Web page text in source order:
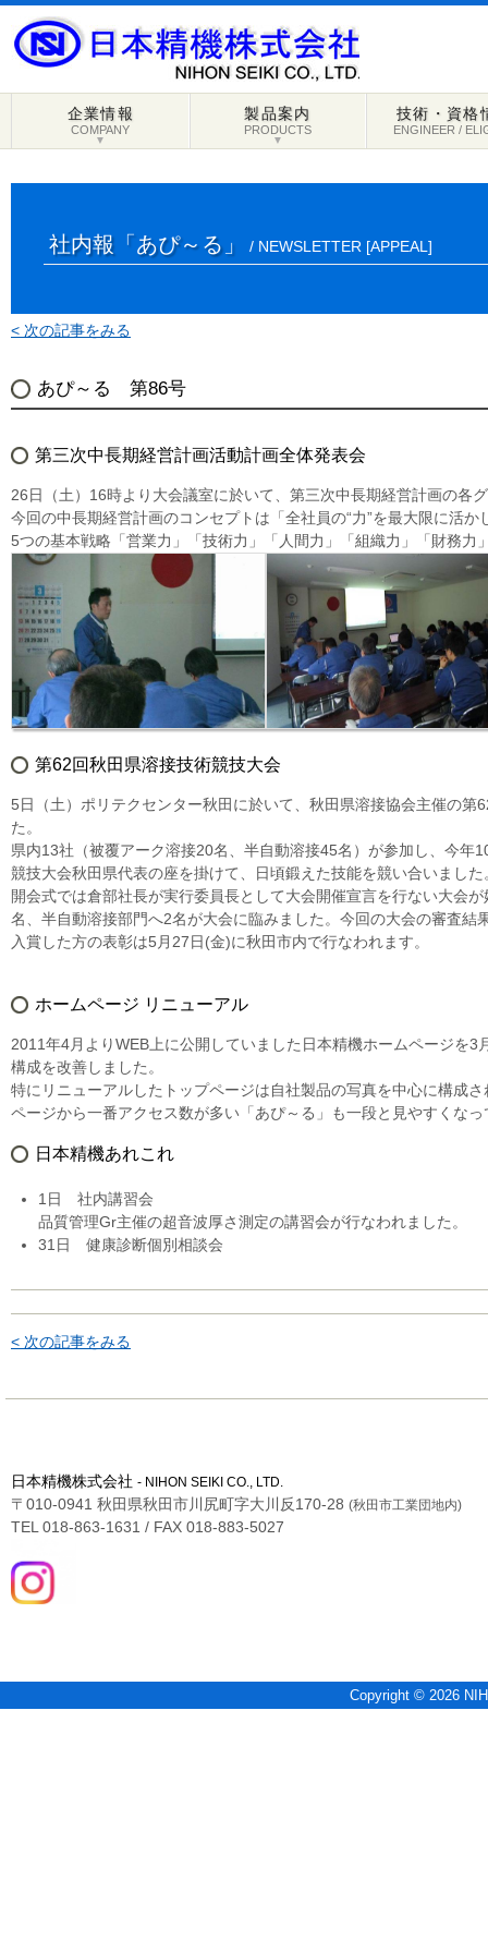
▼
企業情報
COMPANY
▼
製品案内
PRODUCTS
技術・資格
ENGINEER /
社内報「あぴ～る」 / NEWSLETTER [APPEAL]
< 次の記事をみる
あぴ～る 第86号
第三次中長期経営計画活動計画全体発表会
26日（土）16時より大会議室に於いて、第三次中長期経営計画の各
今回の中長期経営計画のコンセプトは「全社員の“力”を最大限に活
5つの基本戦略「営業力」「技術力」「人間力」「組織力」「財務
第62回秋田県溶接技術競技大会
5日（土）ポリテクセンター秋田に於いて、秋田県溶接協会主催の第
た。
県内13社（被覆アーク溶接20名、半自動溶接45名）が参加し、今年
競技大会秋田県代表の座を掛けて、日頃鍛えた技能を競い合いました
開会式では倉部社長が実行委員長として大会開催宣言を行ない大会
名、半自動溶接部門へ2名が大会に臨みました。今回の大会の審査結
入賞した方の表彰は5月27日(金)に秋田市内で行なわれます。
ホームページ リニューアル
2011年4月よりWEB上に公開していました日本精機ホームページを
構成を改善しました。
特にリニューアルしたトップページは自社製品の写真を中心に構成
ページから一番アクセス数が多い「あぴ～る」も一段と見やすくな
日本精機あれこれ
1日 社内講習会
品質管理Gr主催の超音波厚さ測定の講習会が行なわれました。
31日 健康診断個別相談会
< 次の記事をみる
日本精機株式会社 - NIHON SEIKI CO., LTD.
〒010-0941 秋田県秋田市川尻町字大川反170-28 (秋田市工業団地内)
TEL 018-863-1631 / FAX 018-883-5027
Copyright © 2026